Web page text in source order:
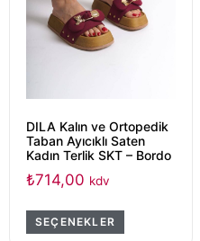
DILA Kalın ve Ortopedik
Taban Ayıcıklı Saten
Kadın Terlik SKT – Bordo
₺714,00 kdv
SEÇENEKLER